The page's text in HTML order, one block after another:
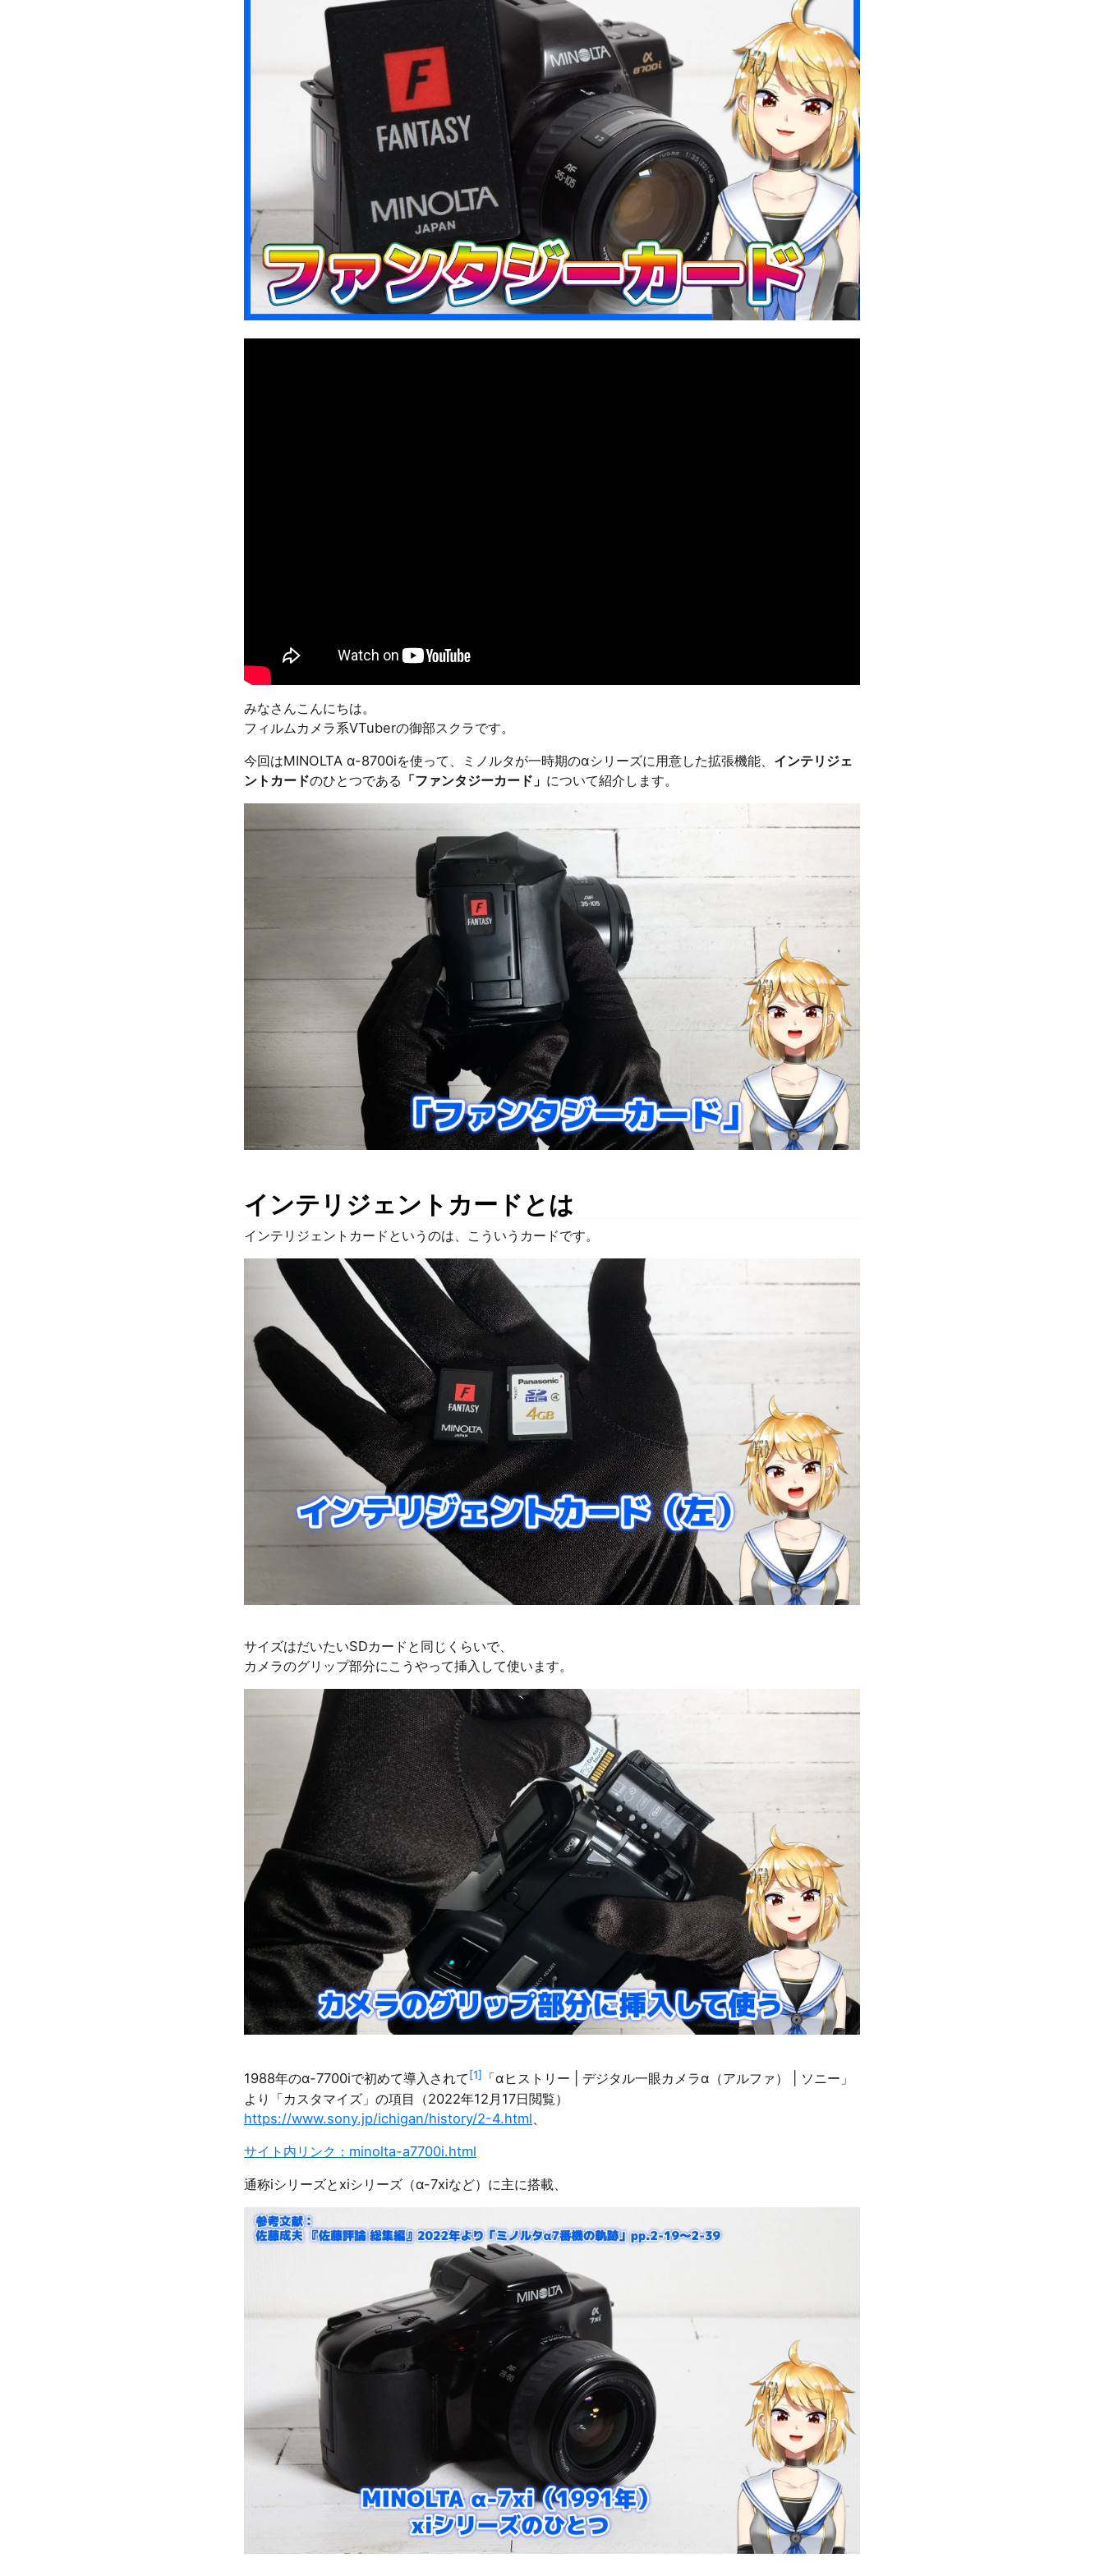
みなさんこんにちは。
フィルムカメラ系VTuberの御部スクラです。
今回はMINOLTA α-8700iを使って、ミノルタが一時期のαシリーズに用意した拡張機能、 インテリジェ
ントカードのひとつである 「ファンタジーカード」 について紹介します。
インテリジェントカードとは
インテリジェントカードというのは、こういうカードです。
サイズはだいたいSDカードと同じくらいで、
カメラのグリップ部分にこうやって挿入して使います。
1988年のα-7700iで初めて導入されて[1]
「αヒストリー | デジタル一眼カメラα（アルファ） | ソニー」
より「カスタマイズ」の項目（2022年12月17日閲覧）
https://www.sony.jp/ichigan/history/2-4.html
サイト内リンク：minolta-a7700i.html
通称iシリーズとxiシリーズ（α-7xiなど）に主に搭載、